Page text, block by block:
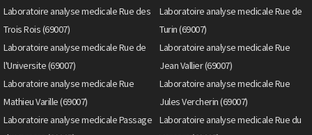
Laboratoire analyse medicale Rue des
Trois Rois (69007)
Laboratoire analyse medicale Rue de
Turin (69007)
Laboratoire analyse medicale Rue de
l'Universite (69007)
Laboratoire analyse medicale Rue
Jean Vallier (69007)
Laboratoire analyse medicale Rue
Mathieu Varille (69007)
Laboratoire analyse medicale Rue
Jules Vercherin (69007)
Laboratoire analyse medicale Passage
Laboratoire analyse medicale Rue du